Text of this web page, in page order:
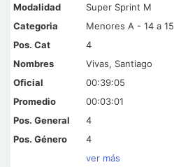
Super Sprint M
Menores A - 14 a 15
4
Vivas, Santiago
00:39:05
00:03:01
4
4
ver más